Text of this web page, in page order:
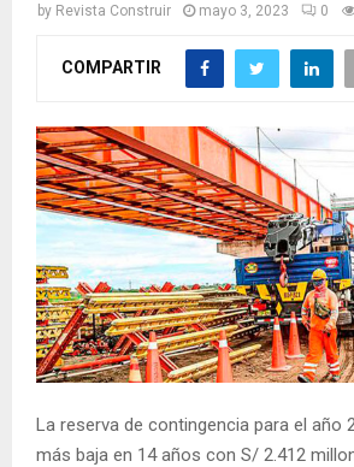
by Revista Construir mayo 3, 2023 0
COMPARTIR
La reserva de contingencia para el año
más baja en 14 años con S/ 2.412